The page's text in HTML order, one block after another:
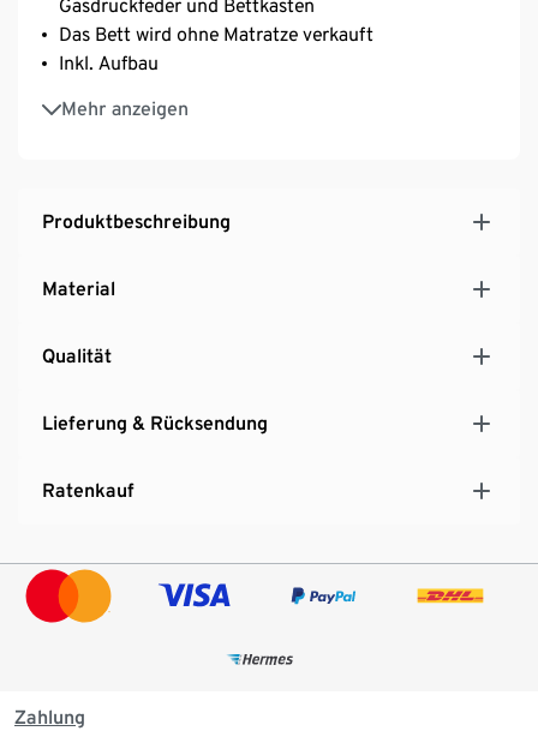
Gasdruckfeder und Bettkasten
Das Bett wird ohne Matratze verkauft
Inkl. Aufbau
Mehr anzeigen
Kopfteil DOTS 110 cm mit Punktsteppung
Produktbeschreibung
Material
Qualität
Lieferung & Rücksendung
Ratenkauf
Zahlung